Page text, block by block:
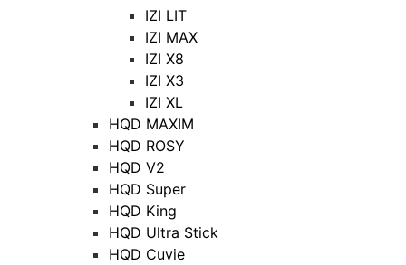
IZI LIT
IZI MAX
IZI X8
IZI X3
IZI XL
HQD MAXIM
HQD ROSY
HQD V2
HQD Super
HQD King
HQD Ultra Stick
HQD Cuvie